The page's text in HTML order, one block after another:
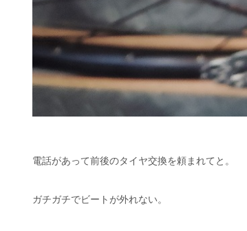
電話があって前後のタイヤ交換を頼まれてと。
ガチガチでビートが外れない。